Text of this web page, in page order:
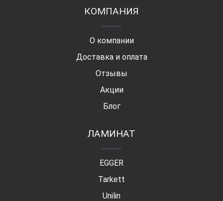
КОМПАНИЯ
О компании
Доставка и оплата
Отзывы
Акции
Блог
ЛАМИНАТ
EGGER
Tarkett
Unilin